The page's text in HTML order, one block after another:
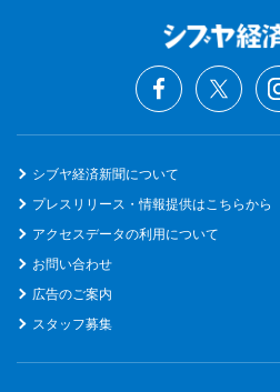
シブヤ経済新聞について
プレスリリース・情報提供はこちらから
アクセスデータの利用について
お問い合わせ
広告のご案内
スタッフ募集